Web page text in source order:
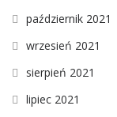
październik 2021
wrzesień 2021
sierpień 2021
lipiec 2021